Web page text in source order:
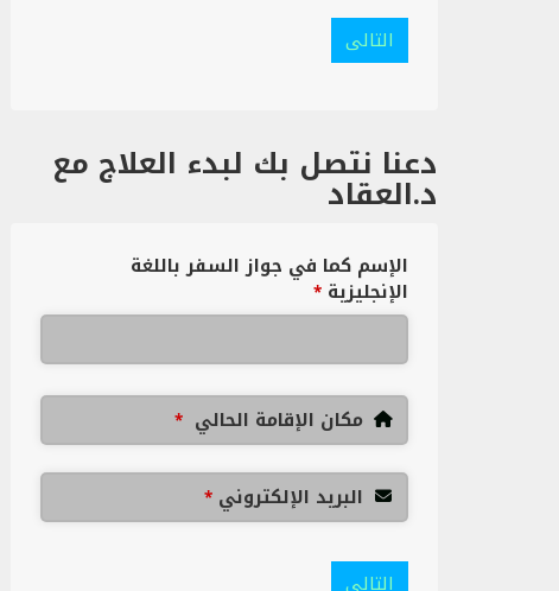
التالى
دعنا نتصل بك لبدء العلاج مع
د.العقاد
الإسم كما في جواز السفر باللغة
الإنجليزية *
مكان الإقامة الحالي *
البريد الإلكتروني *
التالى